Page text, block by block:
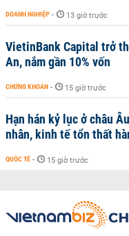
DOANH NGHIỆP - 13 giờ trước
VietinBank Capital trở
An, nắm gần 10% vốn
CHỨNG KHOÁN - 15 giờ trước
Hạn hán kỷ lục ở châu
nhân, kinh tế tổn thất
QUỐC TẾ - 15 giờ trước